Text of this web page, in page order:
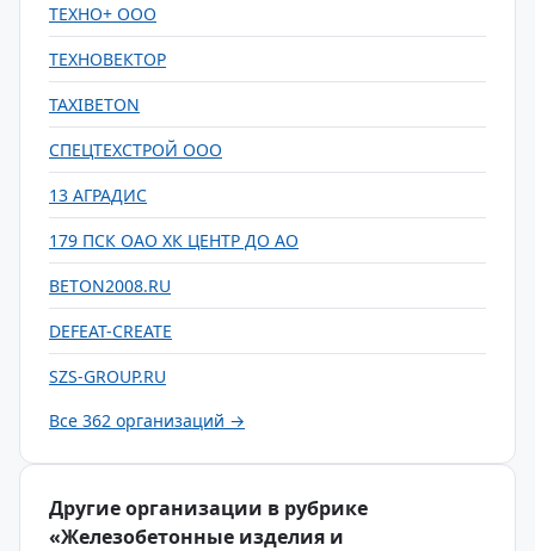
ТЕХНО+ ООО
ТЕХНОВЕКТОР
TAXIBETON
СПЕЦТЕХСТРОЙ ООО
13 АГРАДИС
179 ПСК ОАО ХК ЦЕНТР ДО АО
BETON2008.RU
DEFEAT-CREATE
SZS-GROUP.RU
Все 362 организаций →
Другие организации в рубрике
«Железобетонные изделия и